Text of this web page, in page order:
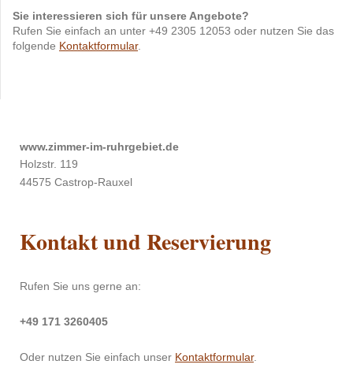
Sie interessieren sich für unsere Angebote?
Rufen Sie einfach an unter +49 2305 12053 oder nutzen Sie das
folgende Kontaktformular.
www.zimmer-im-ruhrgebiet.de
Holzstr. 119
44575 Castrop-Rauxel
Kontakt und Reservierung
Rufen Sie uns gerne an:
+49 171 3260405
Oder nutzen Sie einfach unser Kontaktformular.